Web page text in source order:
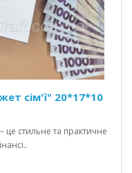
сім'ї" 20*17*10
стильне та практичне